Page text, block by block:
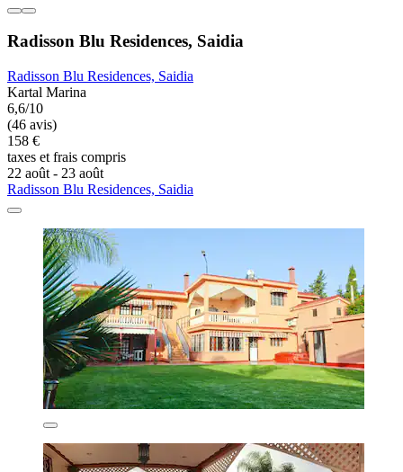
Radisson Blu Residences, Saidia
Radisson Blu Residences, Saidia
Kartal Marina
6,6/10
(46 avis)
158 €
taxes et frais compris
22 août - 23 août
Radisson Blu Residences, Saidia